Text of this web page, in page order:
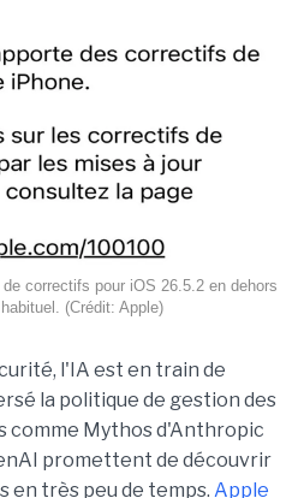
correctifs pour iOS 26.5.2 en dehors
(Crédit: Apple)
l'IA est en train de
la politique de gestion des
comme Mythos d'Anthropic
promettent de découvrir
en très peu de temps. Apple